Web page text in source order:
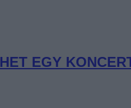
EGY